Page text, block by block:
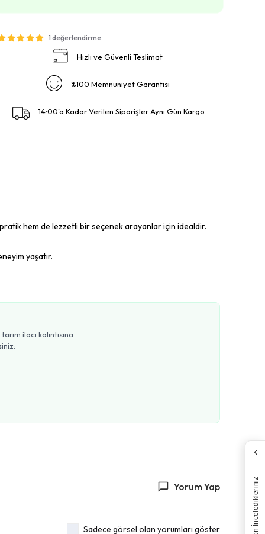
1 değerlendirme
Hızlı ve Güvenli Teslimat
%100 Memnuniyet Garantisi
14:00'a Kadar Verilen Siparişler Aynı Gün Kargo
pratik hem de lezzetli bir seçenek arayanlar için idealdir.
yaşatır.
ilacı kalıntısına
Yorum Yap
Sadece görsel olan yorumları göster
‹
Son İnceledikleriniz